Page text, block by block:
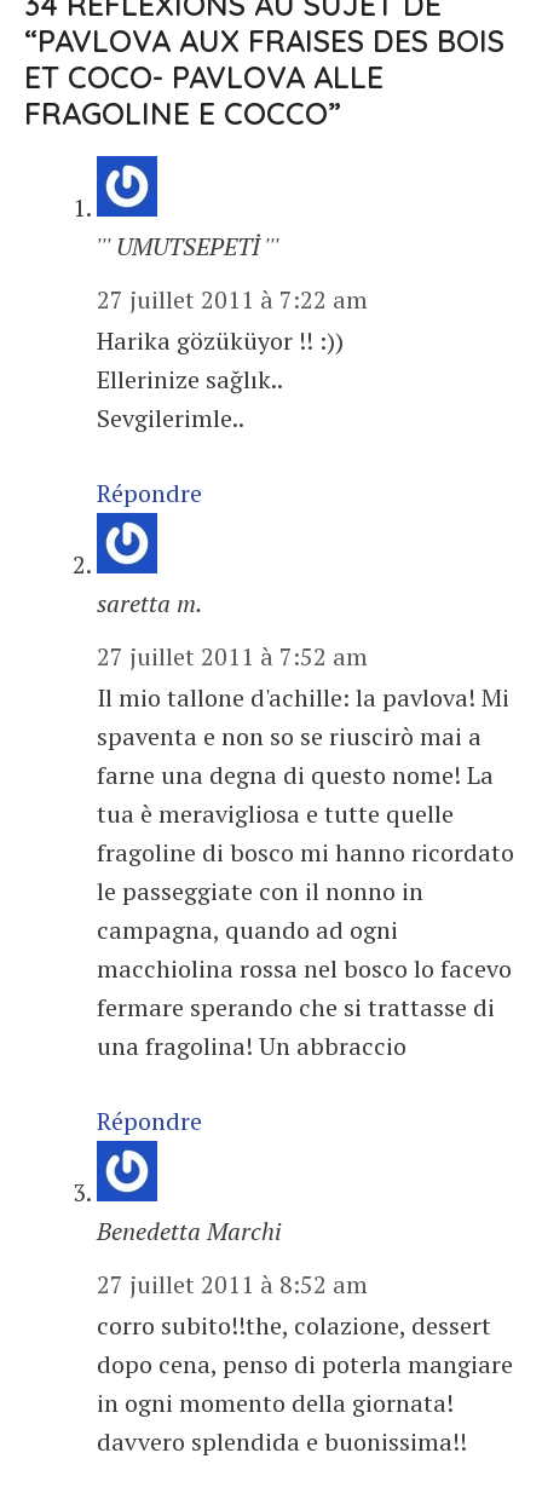
“PAVLOVA AUX FRAISES DES BOIS
ET COCO- PAVLOVA ALLE
FRAGOLINE E COCCO”
''' UMUTSEPETİ '''
27 juillet 2011 à 7:22 am
Harika gözüküyor !! :))
Ellerinize sağlık..
Sevgilerimle..
Répondre
saretta m.
27 juillet 2011 à 7:52 am
Il mio tallone d'achille: la pavlova! Mi
spaventa e non so se riuscirò mai a
farne una degna di questo nome! La
tua è meravigliosa e tutte quelle
fragoline di bosco mi hanno ricordato
le passeggiate con il nonno in
campagna, quando ad ogni
macchiolina rossa nel bosco lo facevo
fermare sperando che si trattasse di
una fragolina! Un abbraccio
Répondre
Benedetta Marchi
27 juillet 2011 à 8:52 am
corro subito!!the, colazione, dessert
dopo cena, penso di poterla mangiare
in ogni momento della giornata!
davvero splendida e buonissima!!